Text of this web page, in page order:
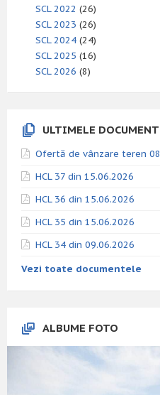
SCL 2022 (26)
SCL 2023 (26)
SCL 2024 (24)
SCL 2025 (16)
SCL 2026 (8)
ULTIMELE
Ofertă de vânzare teren
HCL 37 din 15.06.2026
HCL 36 din 15.06.2026
HCL 35 din 15.06.2026
HCL 34 din 09.06.2026
Vezi toate documentele
ALBUME FOTO